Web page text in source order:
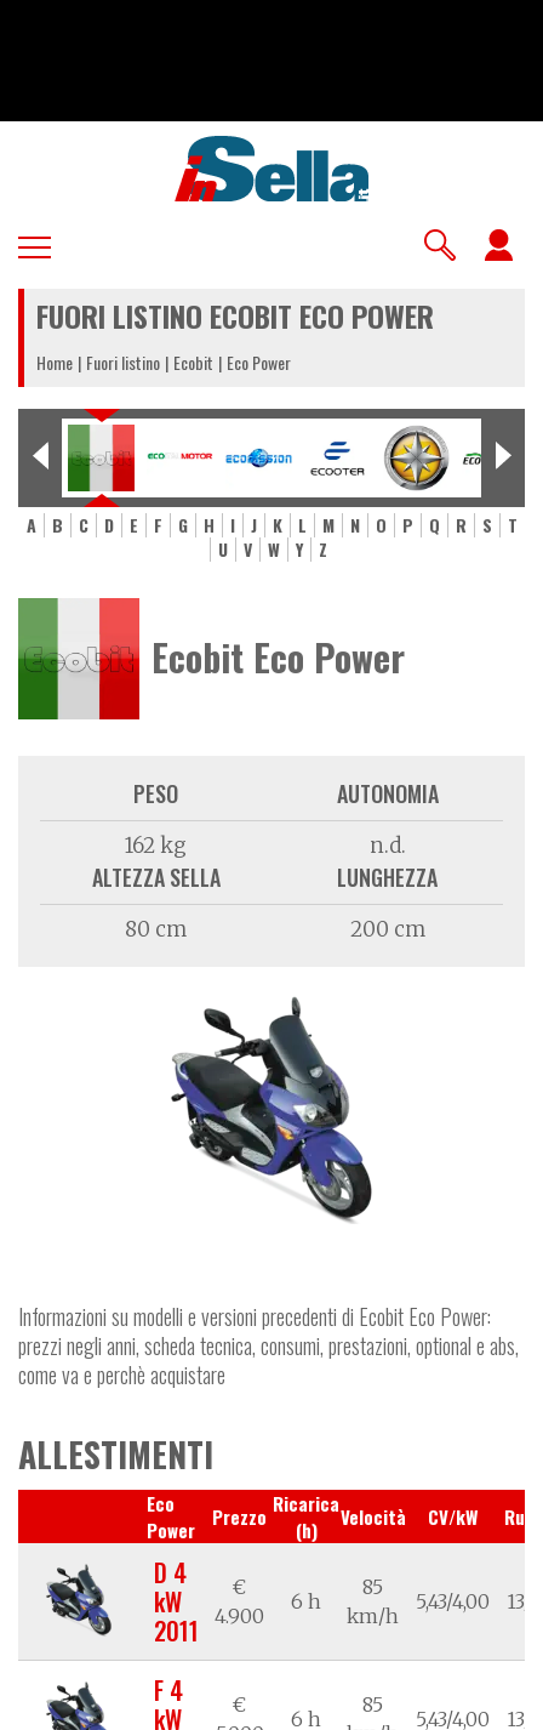
FUORI LISTINO ECOBIT ECO POWER
Home Fuori listino Ecobit Eco Power
A B C D E F G H I J K L M N O P Q R S
T
U
V W Y Z
Ecobit Eco Power
PESO
162 kg
AUTONOMIA
n.d.
ALTEZZA SELLA
80 cm
LUNGHEZZA
200 cm
Informazioni su modelli e versioni precedenti di Ecobit Eco Power:
prezzi negli anni, scheda tecnica, consumi, prestazioni, optional e abs,
come va e perchè acquistare
ALLESTIMENTI
Eco
Power
Prezzo Ricarica
(h)
Velocità CV/kW
D 4
kW
2011
€
4.900
6 h
85
km/h
5,43/4,00 13/
F 4
kW
€
6 h
85
5,43/4,00 13/